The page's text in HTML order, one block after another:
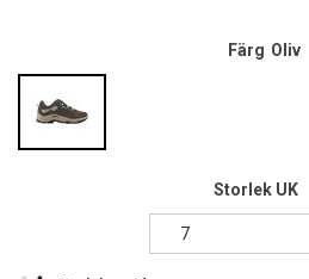
Färg Oliv
Storlek UK
7